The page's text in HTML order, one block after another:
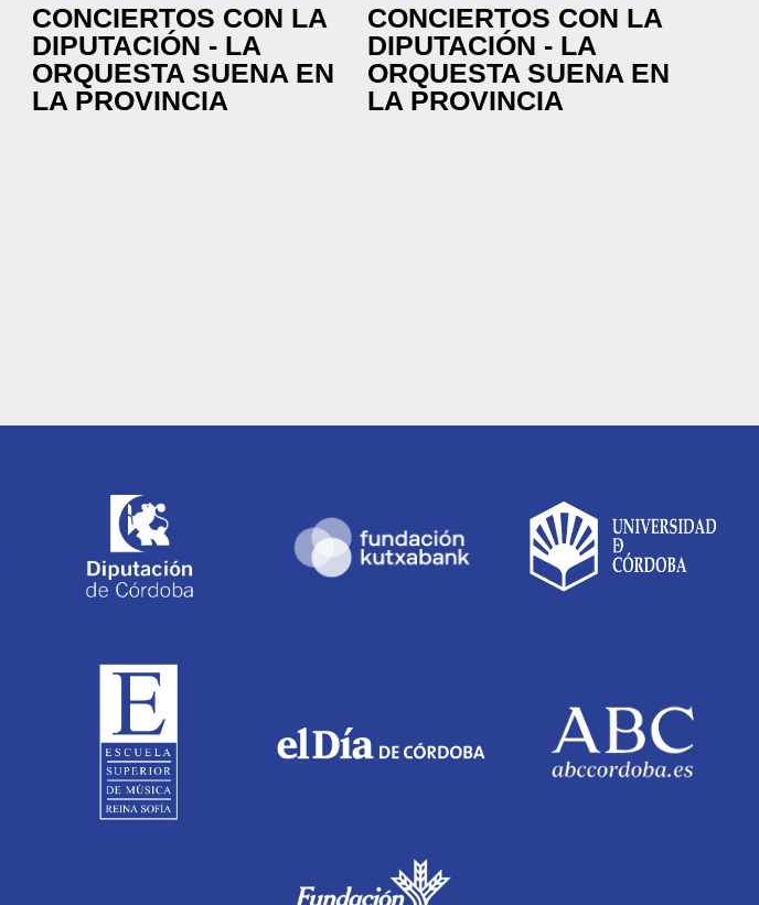
CONCIERTOS CON LA
DIPUTACIÓN - LA
ORQUESTA SUENA EN
LA PROVINCIA
CONCIERTOS CON LA
DIPUTACIÓN - LA
ORQUESTA SUENA EN
LA PROVINCIA